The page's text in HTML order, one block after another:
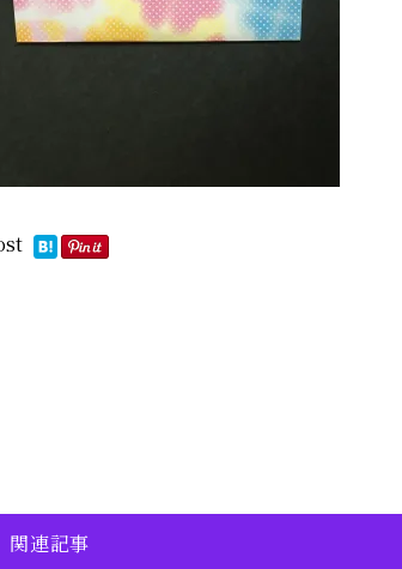
関連記事